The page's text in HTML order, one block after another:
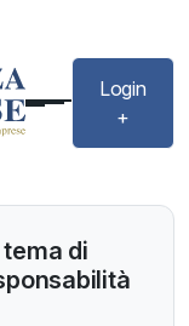
Login
+
di